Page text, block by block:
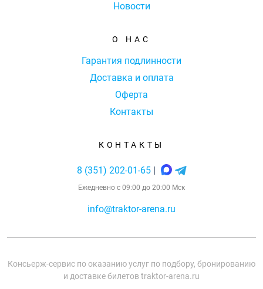
Новости
О НАС
Гарантия подлинности
Доставка и оплата
Оферта
Контакты
КОНТАКТЫ
8 (351) 202-01-65 |
Ежедневно с 09:00 до 20:00 Мск
info@traktor-arena.ru
Консьерж-сервис по оказанию услуг по подбору, бронированию
и доставке билетов traktor-arena.ru